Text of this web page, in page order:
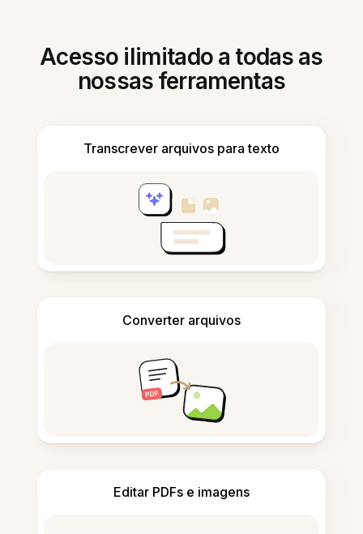
Acesso ilimitado a todas as
nossas ferramentas
Transcrever arquivos para texto
Converter arquivos
Editar PDFs e imagens